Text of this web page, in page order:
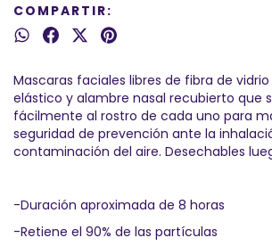
COMPARTIR:
Mascaras faciales libres de fibra de
elástico y alambre nasal recubierto que
fácilmente al rostro de cada uno para
seguridad de prevención ante la
contaminación del aire. Desechables
-Duración aproximada de 8 horas
-Retiene el 90% de las partículas